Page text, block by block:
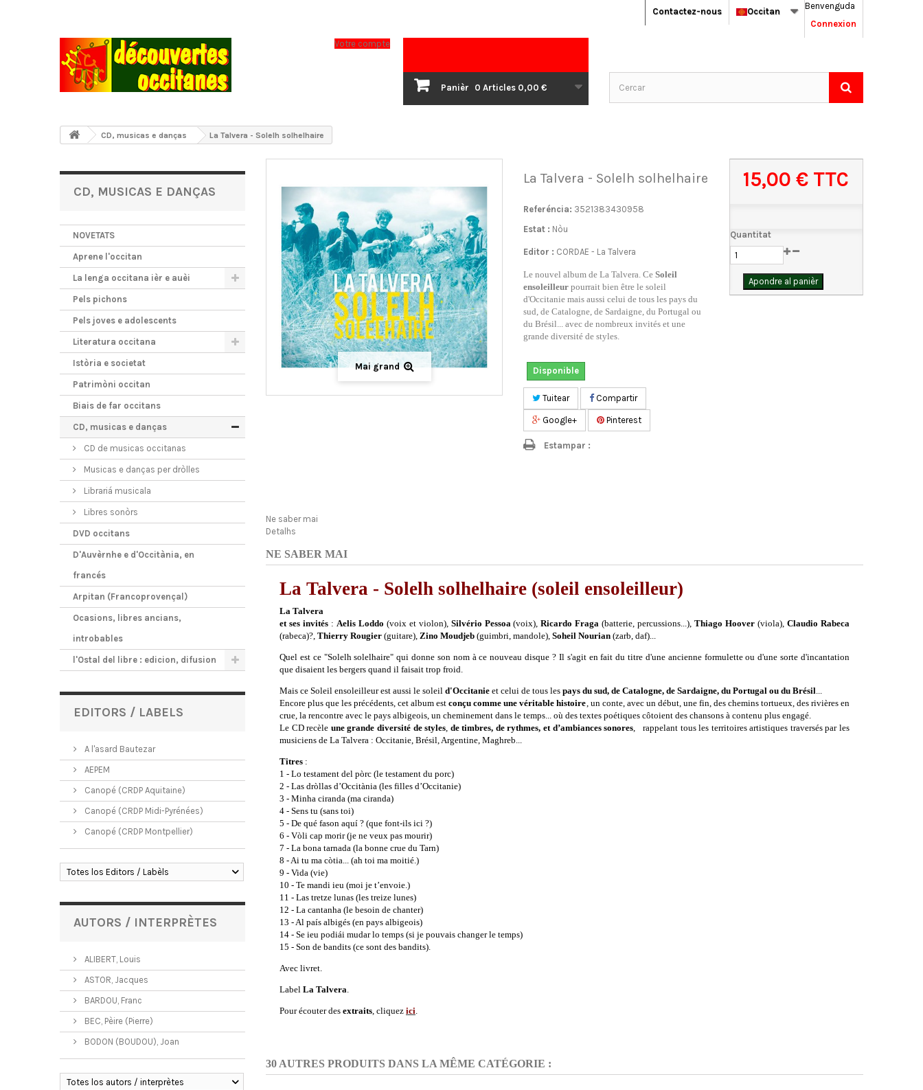
Benvenguda
Connexion
Occitan
Contactez-nous
Panièr 0 Articles 0,00 €
Votre compte
CD, musicas e danças La Talvera - Solelh solhelhaire
CD, MUSICAS E DANÇAS
NOVETATS
Aprene l'occitan
La lenga occitana ièr e auèi
Pels pichons
Pels joves e adolescents
Literatura occitana
Istòria e societat
Patrimòni occitan
Biais de far occitans
CD, musicas e danças
CD de musicas occitanas
Musicas e danças per dròlles
Librariá musicala
Libres sonòrs
DVD occitans
D'Auvèrnhe e d'Occitània, en
francés
Arpitan (Francoprovençal)
Ocasions, libres ancians,
introbables
l'Ostal del libre : edicion, difusion
EDITORS / LABELS
A l'asard Bautezar
AEPEM
Canopé (CRDP Aquitaine)
Canopé (CRDP Midi-Pyrénées)
Canopé (CRDP Montpellier)
Totes los Editors / Labèls
AUTORS / INTERPRÈTES
ALIBERT, Louis
ASTOR, Jacques
BARDOU, Franc
BEC, Pèire (Pierre)
BODON (BOUDOU), Joan
Totes los autors / interprètes
Mai grand
La Talvera - Solelh solhelhaire
Referéncia: 3521383430958
Estat : Nòu
Editor : CORDAE - La Talvera
Le nouvel album de La Talvera. Ce Soleil
ensoleilleur pourrait bien être le soleil
d'Occitanie mais aussi celui de tous les pays du
sud, de Catalogne, de Sardaigne, du Portugal ou
du Brésil... avec de nombreux invités et une
grande diversité de styles.
Disponible
Tuitear Compartir
Google+ Pinterest
Estampar :
15,00 €TTC
Quantitat
Apondre al panièr
Ne saber mai
Detalhs
NE SABER MAI
La Talvera - Solelh solhelhaire (soleil ensoleilleur)
La Talvera
et ses invités: Aelis Loddo (voix et violon), Silvério Pessoa(voix),Ricardo Fraga (batterie, percussions...),Thiago Hoover (viola),Claudio Rabeca
(rabeca)?, Thierry Rougier (guitare), Zino Moudjeb (guimbri, mandole), Soheil Nourian (zarb, daf)...
Quel est ce "Solelh solelhaire" qui donne son nom à ce nouveau disque ? Il s'agit en fait du titre d'une ancienne formulette ou d'une sorte d'incantation
que disaient les bergers quand il faisait trop froid.
Mais ce Soleil ensoleilleur est aussi le soleil d'Occitanie et celui de tous les pays du sud, de Catalogne, de Sardaigne, du Portugal ou du Brésil...
Encore plus que les précédents, cet album estconçu comme une véritable histoire, un conte, avec un début, une fin, des chemins tortueux, des rivières en
crue, la rencontre avec le pays albigeois, un cheminement dans le temps... où des textes poétiques côtoient des chansons à contenu plus engagé.
Le CD recèle une grande diversité de styles, de timbres, de rythmes, et d’ambiances sonores, rappelant tous les territoires artistiques traversés par les
musiciens de La Talvera : Occitanie, Brésil, Argentine, Maghreb...
Titres :
1 - Lo testament del pòrc (le testament du porc)
2 - Las dròllas d’Occitània (les filles d’Occitanie)
3 - Minha ciranda (ma ciranda)
4 - Sens tu (sans toi)
5 - De qué fason aquí ? (que font-ils ici ?)
6 - Vòli cap morir (je ne veux pas mourir)
7 - La bona tarnada (la bonne crue du Tarn)
8 - Ai tu ma còtia... (ah toi ma moitié.)
9 - Vida (vie)
10 - Te mandi ieu (moi je t’envoie.)
11 - Las tretze lunas (les treize lunes)
12 - La cantanha (le besoin de chanter)
13 - Al país albigés (en pays albigeois)
14 - Se ieu podiái mudar lo temps (si je pouvais changer le temps)
15 - Son de bandits (ce sont des bandits).
Avec livret.
Label La Talvera.
Pour écouter des extraits, cliquez ici.
30 AUTRES PRODUITS DANS LA MÊME CATÉGORIE :